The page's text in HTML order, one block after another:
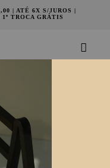
| ATÉ 6X S/JUROS |
TROCA GRÁTIS